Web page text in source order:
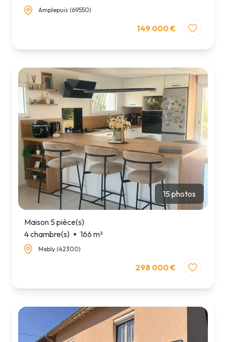
Amplepuis (69550)
149 000 €
15 photos
Maison 5 pièce(s)
4 chambre(s)
166 m²
Mably (42300)
298 000 €